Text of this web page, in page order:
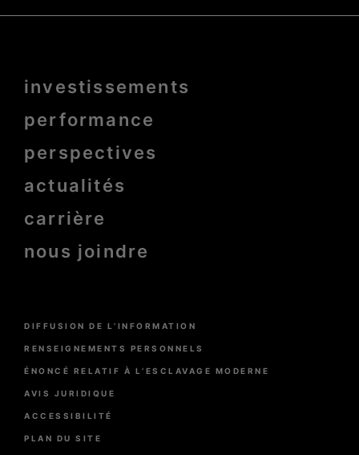
Menu
bold
investissements
performance
perspectives
actualités
carrière
nous joindre
Menu
de
page
DIFFUSION DE L’INFORMATION
RENSEIGNEMENTS PERSONNELS
ÉNONCÉ RELATIF À L’ESCLAVAGE MODERNE
AVIS JURIDIQUE
ACCESSIBILITÉ
PLAN DU SITE